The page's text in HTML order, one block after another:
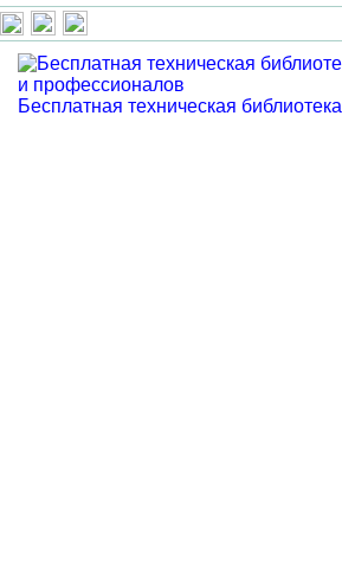
Бесплатная техническая библиотека